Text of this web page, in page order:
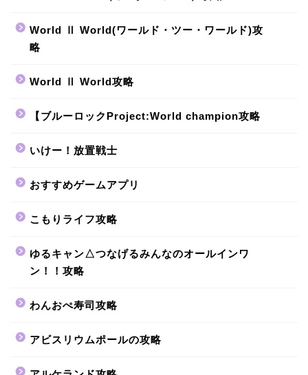
World Ⅱ World(ワールド・ツー・ワールド)攻
略
World Ⅱ World攻略
【ブルーロックProject:World champion攻略
いけー！放置戦士
おすすめゲームアプリ
こもりライフ攻略
ゆるキャン△つなげるみんなのオールインワ
ン！！攻略
わんおぺ寿司攻略
アビスリウムポールの攻略